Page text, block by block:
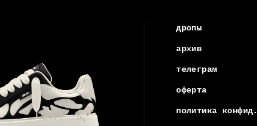
дропы
архив
телеграм
оферта
политика конфид.